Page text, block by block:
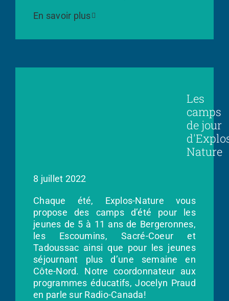
En savoir plus
Les
camps
de jour
Nature
8 juillet 2022
Chaque été, Explos-Nature vous
propose des camps d’été pour les
jeunes de 5 à 11 ans de Bergeronnes,
les Escoumins, Sacré-Coeur et
Tadoussac ainsi que pour les jeunes
séjournant plus d’une semaine en
Côte-Nord. Notre coordonnateur aux
programmes éducatifs, Jocelyn Praud
en parle sur Radio-Canada!